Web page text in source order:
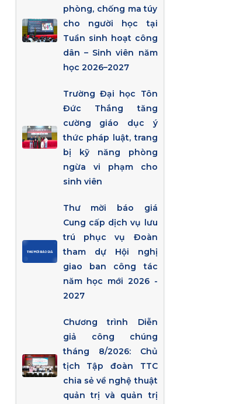
phòng, chống ma túy
cho người học tại
Tuần sinh hoạt công
dân – Sinh viên năm
học 2026–2027
Trường Đại học Tôn
Đức Thắng tăng
cường giáo dục ý
thức pháp luật, trang
bị kỹ năng phòng
ngừa vi phạm cho
sinh viên
Thư mời báo giá
Cung cấp dịch vụ lưu
trú phục vụ Đoàn
tham dự Hội nghị
giao ban công tác
năm học mới 2026 -
2027
Chương trình Diễn
giả công chúng
tháng 8/2026: Chủ
tịch Tập đoàn TTC
chia sẻ về nghệ thuật
quản trị và quản trị